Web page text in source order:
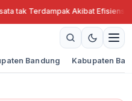
tak Terdampak Akibat Efisiensi
Bandung Kabupaten